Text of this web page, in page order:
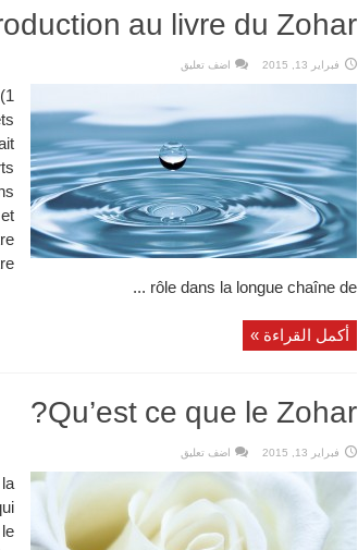
au livre du Zohar
فبراير 13, 2015 اضف تعليق
rôle dans la longue chaîne de ...
أكمل القراءة »
Qu’est ce que le Zohar?
فبراير 13, 2015 اضف تعليق